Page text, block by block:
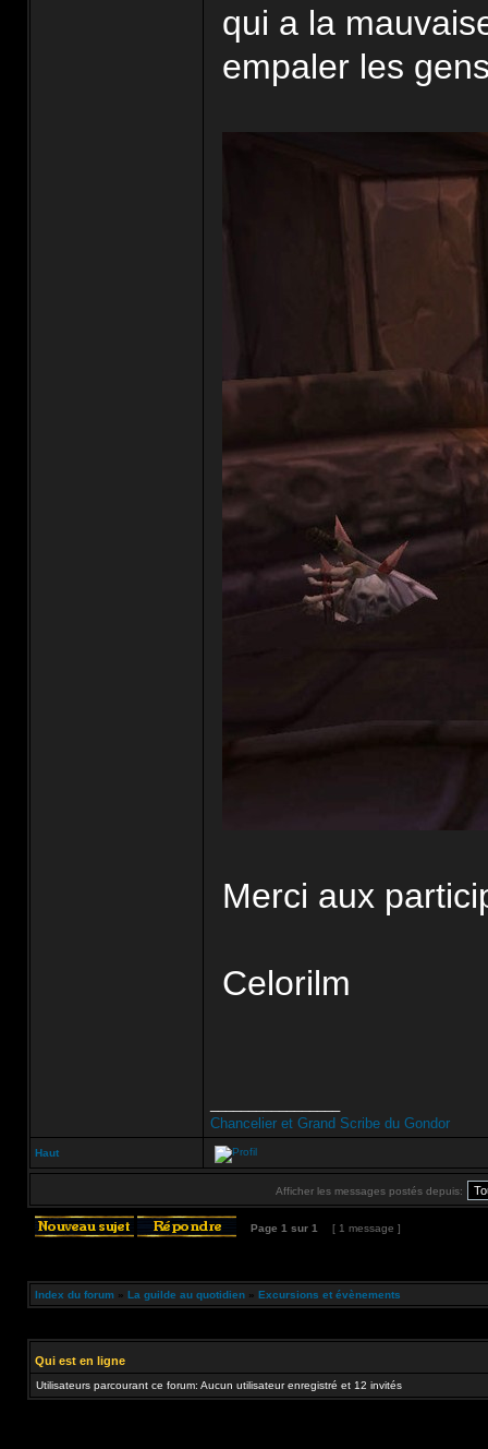
qui a la
empaler les
Merci aux
Celorilm
Chancelier et Grand Scribe du Gondor
Haut
Afficher les messages postés depuis:
Page 1 sur 1 [ 1 message ]
Index du forum » La guilde au quotidien » Excursions et évènements
Qui est en ligne
Utilisateurs parcourant ce forum: Aucun utilisateur enregistré et 12 invités